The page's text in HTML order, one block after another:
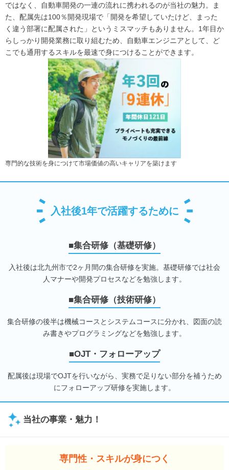
ではなく、自動車開発の一連の流れに携われるのが当社の魅力。ま
た、配属先は100％開発現場で「開発を希望していたけど、まった
く違う部署に配属された」というミスマッチもありません。1年目か
らしっかり開発業務に取り組むため、自動車エンジニアとして、ど
こでも通用するスキルを最速で身につけることができます。
専門的な技術を身につけて市場価値の高いキャリアを築けます
入社後1年で活躍するために
■集合研修（基礎研修）
入社後は北九州市で2ヶ月間の集合研修を実施。基礎研修では社会
人マナーや開発プロセスなどを勉強します。
■集合研修（技術研修）
集合研修の後半は機械コースとシステムコースに分かれ、図面の読
み書きやプログラミングなどを勉強します。
■OJT・フォローアップ
配属後は現場でOJTを行いながら、実務で足りない部分を補うため
にフォローアップ研修を実施します。
当社の事業・魅力！
専門性・スキルが身につく